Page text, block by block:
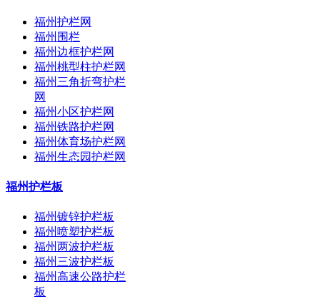
福州护栏网
福州围栏
福州边框护栏网
福州桃型柱护栏网
福州三角折弯护栏
网
福州小区护栏网
福州铁路护栏网
福州体育场护栏网
福州生态园护栏网
福州护栏板
福州镀锌护栏板
福州喷塑护栏板
福州两波护栏板
福州三波护栏板
福州高速公路护栏
板